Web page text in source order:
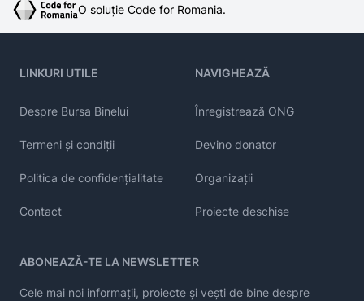
O soluție Code for Romania.
LINKURI UTILE
Despre Bursa Binelui
Termeni și condiții
Politica de confidențialitate
Contact
NAVIGHEAZĂ
Înregistrează ONG
Devino donator
Organizații
Proiecte deschise
ABONEAZĂ-TE LA NEWSLETTER
Cele mai noi informații, proiecte și vești de bine despre